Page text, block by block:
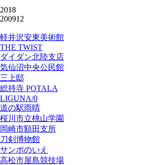
2018
200912
軽井沢安東美術館
THE TWIST
ダイダン北陸支店
気仙沼中央公民館
三上邸
総持寺 POTALA
LIGUNA/0
道の駅雨晴
桜川市立桃山学園
岡崎市額田支所
刀剣博物館
サンポのいえ
高松市屋島競技場